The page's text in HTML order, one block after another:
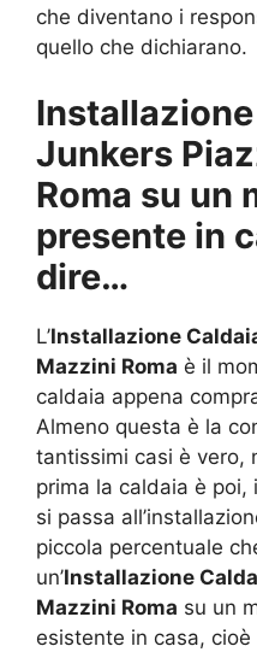
che diventano i
quello che dichiarano.
Junkers
Roma su un
presente in
dire…
L’Installazione
Mazzini Roma è il
caldaia appena
Almeno questa è la
tantissimi casi è vero,
prima la caldaia è poi,
si passa
piccola percentuale
un’Installazione
Mazzini Roma su un
esistente in casa,